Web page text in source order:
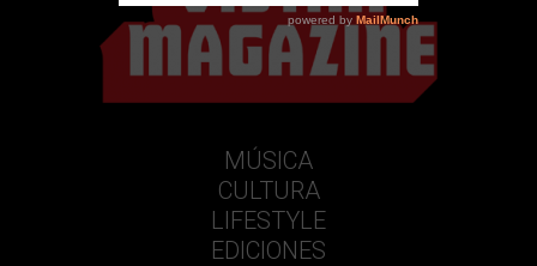
MÚSICA
CULTURA
LIFESTYLE
EDICIONES